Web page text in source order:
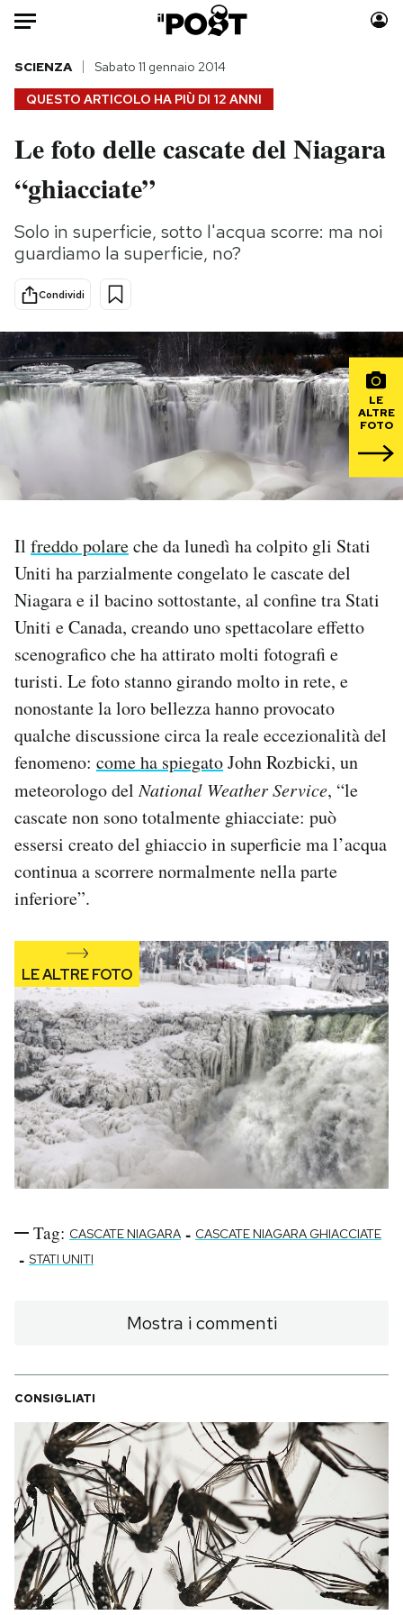
Auto
HOME
Italia
Politica
Tecnologia
Internet
Scienza
Cultura
Economia
Sport
Moda
Storie/Idee
Ok Boomer!
Altrecose
Mondiali calcio 2026
NEWSLETTER
I MIEI PREFERITI
SHOP
CALENDARIO
AREA PERSONALE
Area Personale
Newsletter
Notifiche mobile
Regala il Post
Hai bisogno di aiuto?
Esci
QUESTO ARTICOLO HA PIÙ DI 12 ANNI
SCIENZA Sabato 11 gennaio 2014
Le foto delle cascate del Niagara
“ghiacciate”
Solo in superficie, sotto l'acqua scorre: ma noi
guardiamo la superficie, no?
Condividi
LE
ALTRE
FOTO
Il freddo polareche da lunedì ha colpito gli Stati
Uniti ha parzialmente congelato le cascate del
Niagara e il bacino sottostante, al confine tra Stati
Uniti e Canada, creando uno spettacolare effetto
scenografico che ha attirato molti fotografi e
turisti. Le foto stanno girando molto in rete, e
nonostante la loro bellezza hanno provocato
qualche discussione circa la reale eccezionalità del
fenomeno: come ha spiegatoJohn Rozbicki, un
meteorologo delNational Weather Service, “le
cascate non sono totalmente ghiacciate: può
essersi creato del ghiaccio in superficie ma l’acqua
continua a scorrere normalmente nella parte
inferiore”.
Tag: CASCATE NIAGARA - CASCATE NIAGARA GHIACCIATE
- STATI UNITI
Mostra i commenti
CONSIGLIATI